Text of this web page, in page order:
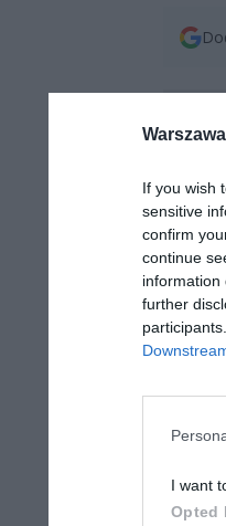
If you wish
sensitive
confirm
continue
information
further
I want
Opted